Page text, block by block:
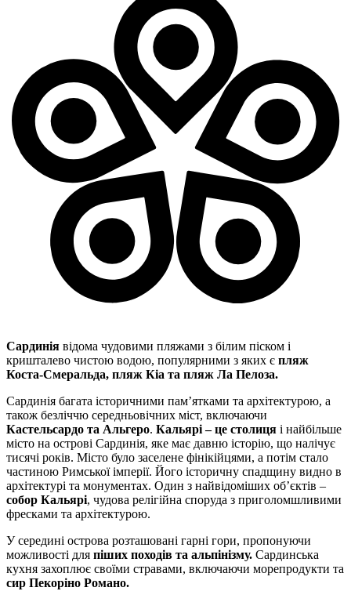
Сардинія відома чудовими пляжами з білим піском і
кришталево чистою водою, популярними з яких є пляж
Коста-Смеральда, пляж Кіа та пляж Ла Пелоза.
Сардинія багата історичними пам’ятками та архітектурою, а
також безліччю середньовічних міст, включаючи
Кастельсардо та Альгеро. Кальярі – це столиця і найбільше
місто на острові Сардинія, яке має давню історію, що налічує
тисячі років. Місто було заселене фінікійцями, а потім стало
частиною Римської імперії. Його історичну спадщину видно в
архітектурі та монументах. Один з найвідоміших об’єктів –
собор Кальярі, чудова релігійна споруда з приголомшливими
фресками та архітектурою.
У середині острова розташовані гарні гори, пропонуючи
можливості для піших походів та альпінізму. Сардинська
кухня захоплює своїми стравами, включаючи морепродукти та
сир Пекоріно Романо.